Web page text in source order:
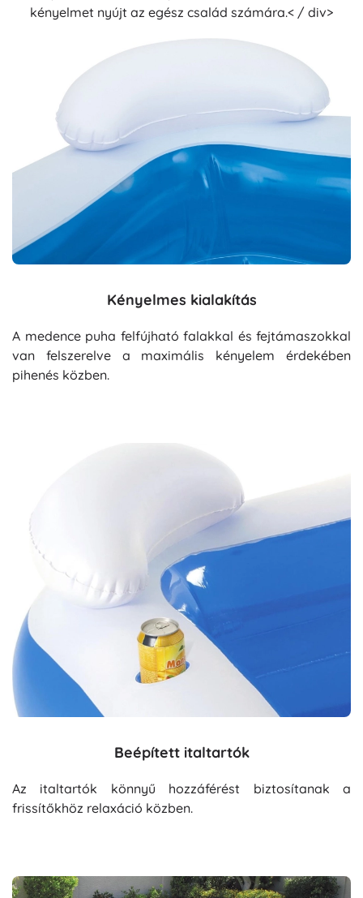
kényelmet nyújt az egész család számára.< / div>
Kényelmes kialakítás
A medence puha felfújható falakkal és fejtámaszokkal
van felszerelve a maximális kényelem érdekében
pihenés közben.
Beépített italtartók
Az italtartók könnyű hozzáférést biztosítanak a
frissítőkhöz relaxáció közben.